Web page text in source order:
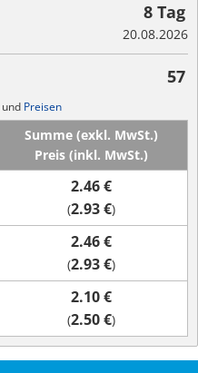
8 Tag
20.08.2026
57
und Preisen
Summe (exkl. MwSt.)
Preis (inkl. MwSt.)
2.46 €
(2.93 €)
2.46 €
(2.93 €)
2.10 €
(2.50 €)